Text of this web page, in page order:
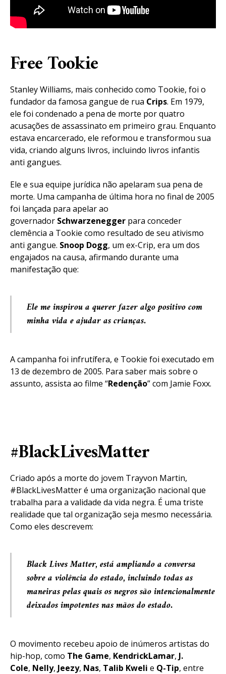
Free Tookie
Stanley Williams, mais conhecido como Tookie, foi o
fundador da famosa gangue de rua Crips. Em 1979,
ele foi condenado a pena de morte por quatro
acusações de assassinato em primeiro grau. Enquanto
estava encarcerado, ele reformou e transformou sua
vida, criando alguns livros, incluindo livros infantis
anti gangues.
Ele e sua equipe jurídica não apelaram sua pena de
morte. Uma campanha de última hora no final de 2005
foi lançada para apelar ao
governador Schwarzenegger para conceder
clemência a Tookie como resultado de seu ativismo
anti gangue. Snoop Dogg, um ex-Crip, era um dos
engajados na causa, afirmando durante uma
manifestação que:
Ele me inspirou a querer fazer algo positivo com
minha vida e ajudar as crianças.
A campanha foi infrutífera, e Tookie foi executado em
13 de dezembro de 2005. Para saber mais sobre o
assunto, assista ao filme “Redenção” com Jamie Foxx.
#BlackLivesMatter
Criado após a morte do jovem Trayvon Martin,
#BlackLivesMatter é uma organização nacional que
trabalha para a validade da vida negra. É uma triste
realidade que tal organização seja mesmo necessária.
Como eles descrevem:
Black Lives Matter, está ampliando a conversa
sobre a violência do estado, incluindo todas as
maneiras pelas quais os negros são intencionalmente
deixados impotentes nas mãos do estado.
O movimento recebeu apoio de inúmeros artistas do
hip-hop, como The Game, KendrickLamar, J.
Cole, Nelly, Jeezy, Nas, Talib Kweli e Q-Tip, entre